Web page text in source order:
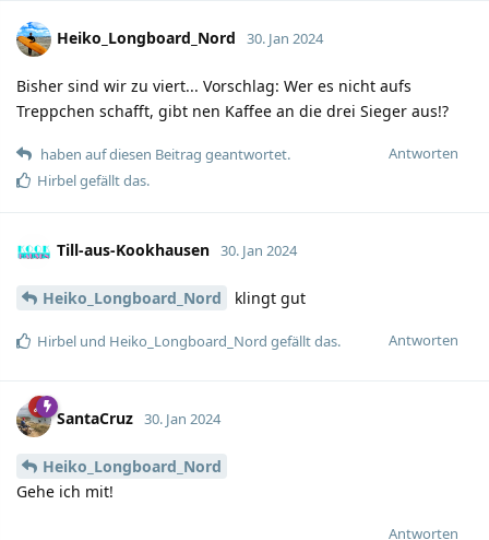
Heiko_Longboard_Nord 30. Jan 2024
Bisher sind wir zu viert... Vorschlag: Wer es nicht aufs
Treppchen schafft, gibt nen Kaffee an die drei Sieger aus!?
Antworten
haben auf diesen Beitrag geantwortet.
Hirbelgefällt das.
Till-aus-Kookhausen 30. Jan 2024
Heiko_Longboard_Nord klingt gut
Antworten
Hirbel und Heiko_Longboard_Nord gefällt das.
SantaCruz 30. Jan 2024
Heiko_Longboard_Nord
Gehe ich mit!
Antworten